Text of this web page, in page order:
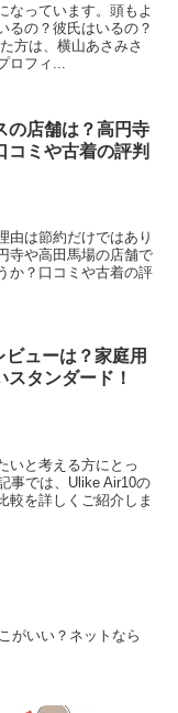
なっています。頭もよ
るの？彼氏はいるの？
方は、横山あさみさ
ロフィ...
の店舗は？高円寺
コミや古着の評判
由は節約だけではあり
寺や高田馬場の店舗で
か？口コミや古着の評
ューは？家庭用
スタンダード！
いと考える方にとっ
事では、Ulike Air10の
較を詳しくご紹介しま
がいい？ネットなら